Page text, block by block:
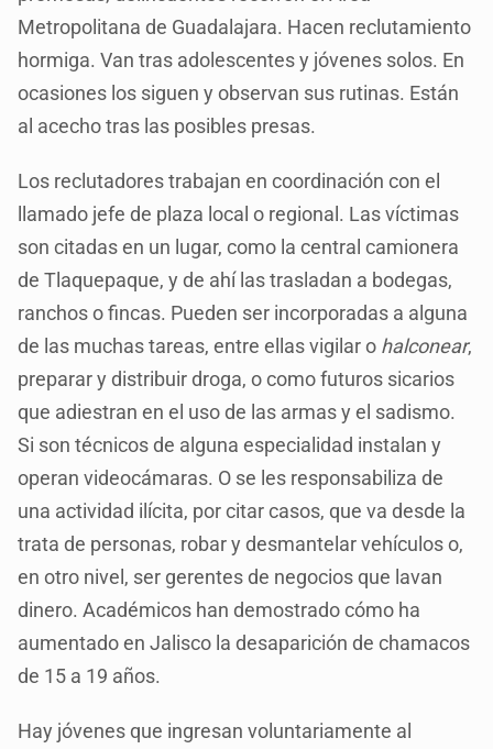
Metropolitana de Guadalajara. Hacen reclutamiento
hormiga. Van tras adolescentes y jóvenes solos. En
ocasiones los siguen y observan sus rutinas. Están
al acecho tras las posibles presas.
Los reclutadores trabajan en coordinación con el
llamado jefe de plaza local o regional. Las víctimas
son citadas en un lugar, como la central camionera
de Tlaquepaque, y de ahí las trasladan a bodegas,
ranchos o fincas. Pueden ser incorporadas a alguna
de las muchas tareas, entre ellas vigilar o halconear,
preparar y distribuir droga, o como futuros sicarios
que adiestran en el uso de las armas y el sadismo.
Si son técnicos de alguna especialidad instalan y
operan videocámaras. O se les responsabiliza de
una actividad ilícita, por citar casos, que va desde la
trata de personas, robar y desmantelar vehículos o,
en otro nivel, ser gerentes de negocios que lavan
dinero. Académicos han demostrado cómo ha
aumentado en Jalisco la desaparición de chamacos
de 15 a 19 años.
Hay jóvenes que ingresan voluntariamente al